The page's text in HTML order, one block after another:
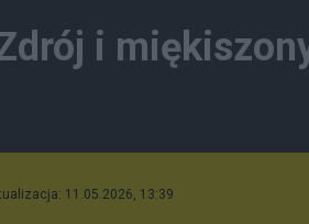
i
11.05.2026, 13:39